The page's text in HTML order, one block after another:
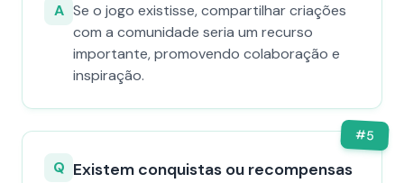
A Se o jogo existisse, compartilhar criações
com a comunidade seria um recurso
importante, promovendo colaboração e
inspiração.
#5
Q Existem conquistas ou recompensas